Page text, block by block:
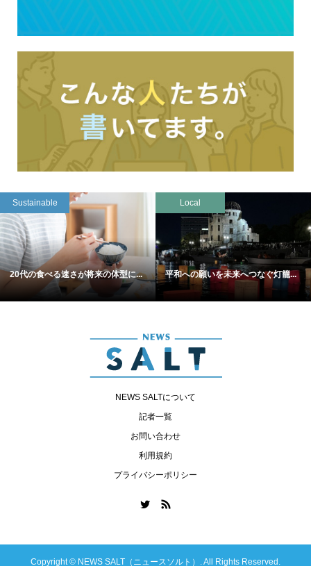
Sustainable
20代の食べる速さが将来の体型に...
Local
平和への願いを未来へつなぐ灯籠...
NEWS SALTについて
記者一覧
お問い合わせ
利用規約
プライバシーポリシー
Copyright © NEWS SALT（ニュースソルト）. All Rights Reserved.